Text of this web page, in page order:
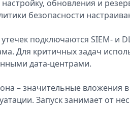
обновления и
безопасности
подключаются SIEM- и
Для критичных задач
дата-центрами.
– значительные вложения
Запуск занимает от